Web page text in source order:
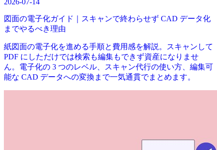
図面の電子化ガイド｜スキャンで終わらせず CAD データ化
までやるべき理由
紙図面の電子化を進める手順と費用感を解説。スキャンして
PDF にしただけでは検索も編集もできず資産になりませ
ん。電子化の 3 つのレベル、スキャン代行の使い方、編集可
能な CAD データへの変換まで一気通貫でまとめます。